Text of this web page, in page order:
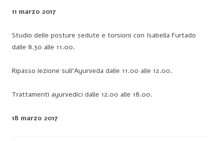
11 marzo 2017
Studio delle posture sedute e torsioni con Isabella Furtado
dalle 8.30 alle 11.00.
Ripasso lezione sull’Ayurveda dalle 11.00 alle 12.00.
Trattamenti ayurvedici dalle 12.00 alle 18.00.
18 marzo 2017